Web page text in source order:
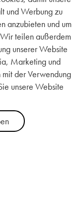
und Werbung zu
anzubieten und um
teilen außerdem
unserer Website
Marketing und
der Verwendung
unsere Website